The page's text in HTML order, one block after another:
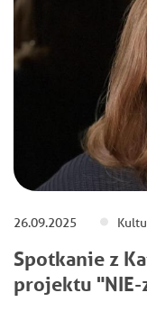
26.09.2025
Spotkanie z
projektu "NIE-